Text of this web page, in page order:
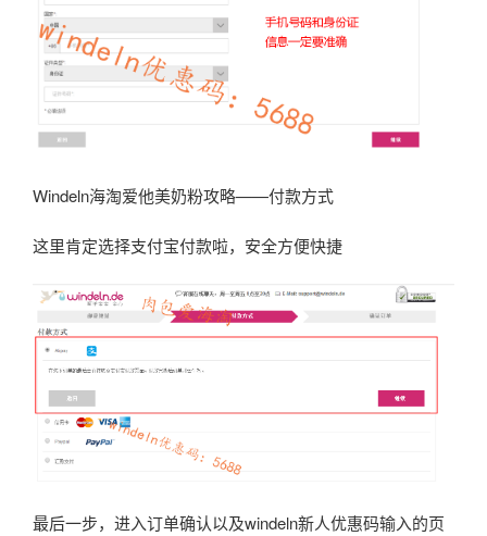
Windeln海淘爱他美奶粉攻略——付款方式
这里肯定选择支付宝付款啦，安全方便快捷
最后一步，进入订单确认以及windeln新人优惠码输入的页